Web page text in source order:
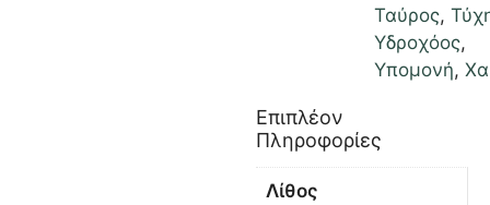
Ταύρος,
Υδροχόος,
Υπομονή,
Επιπλέον
Πληροφορίες
Λίθος